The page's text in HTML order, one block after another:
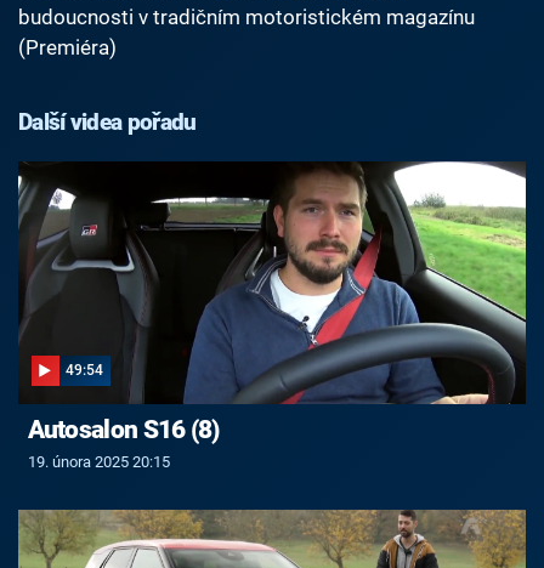
budoucnosti v tradičním motoristickém magazínu
(Premiéra)
Další videa pořadu
49:54
Autosalon S16 (8)
19. února 2025 20:15